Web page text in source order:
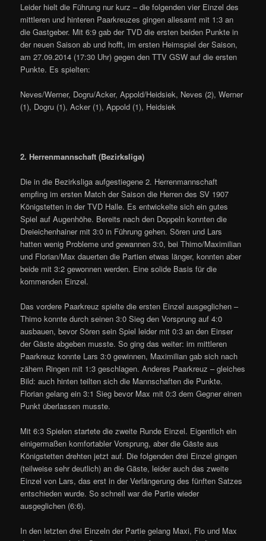
Leider hielt die Führung nur kurz – die folgenden vier Einzel des
mittleren und hinteren Paarkreuzes gingen allesamt mit 1:3 an
die Gastgeber. Mit 6:9 gab der TVD die ersten beiden Punkte in
der neuen Saison ab und hofft, im ersten Heimspiel der Saison,
am 27.09.2014 (17:30 Uhr) gegen den TTV GSW auf die ersten
Punkte. Es spielten:
Neves/Werner, Dogru/Acker, Appold/Heidsiek, Neves (2), Werner
(1), Dogru (1), Acker (1), Appold (1), Heidsiek
2. Herrenmannschaft (Bezirksliga)
Die in die Bezirksliga aufgestiegene 2. Herrenmannschaft
empfing im ersten Match der Saison die Herren des SV 1907
Königstetten in der TVD Halle. Es entwickelte sich ein gutes
Spiel auf Augenhöhe. Bereits nach den Doppeln konnten die
Dreieichenhainer mit 3:0 in Führung gehen. Sören und Lars
hatten wenig Probleme und gewannen 3:0, bei Thimo/Maximilian
und Florian/Max dauerten die Partien etwas länger, konnten aber
beide mit 3:2 gewonnen werden. Eine solide Basis für die
kommenden Einzel.
Das vordere Paarkreuz spielte die ersten Einzel ausgeglichen –
Thimo konnte durch seinen 3:0 Sieg den Vorsprung auf 4:0
ausbauen, bevor Sören sein Spiel leider mit 0:3 an den Einser
der Gäste abgeben musste. So ging das weiter: im mittleren
Paarkreuz konnte Lars 3:0 gewinnen, Maximilian gab sich nach
zähem Ringen mit 1:3 geschlagen. Anderes Paarkreuz – gleiches
Bild: auch hinten teilten sich die Mannschaften die Punkte.
Florian gelang ein 3:1 Sieg bevor Max mit 0:3 dem Gegner einen
Punkt überlassen musste.
Mit 6:3 Spielen startete die zweite Runde Einzel. Eigentlich ein
einigermaßen komfortabler Vorsprung, aber die Gäste aus
Königstetten drehten jetzt auf. Die folgenden drei Einzel gingen
(teilweise sehr deutlich) an die Gäste, leider auch das zweite
Einzel von Lars, das erst in der Verlängerung des fünften Satzes
entschieden wurde. So schnell war die Partie wieder
ausgeglichen (6:6).
In den letzten drei Einzeln der Partie gelang Maxi, Flo und Max